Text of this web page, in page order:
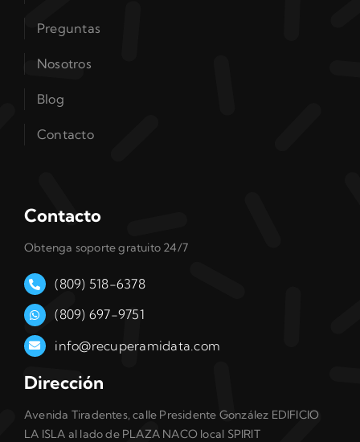
Preguntas
Nosotros
Blog
Contacto
Contacto
Obtenga soporte gratuito 24/7
(809) 518-6378
(809) 697-9751
info@recuperamidata.com
Dirección
Avenida Tiradentes, calle Presidente González EDIFICIO
LA ISLA al lado de PLAZA NACO local SPIRIT